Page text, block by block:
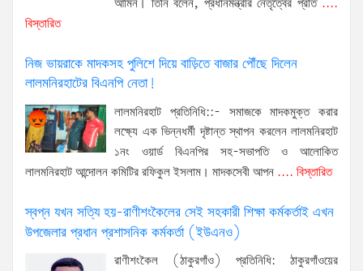
আমিন। তিনি বলেন, প্রধানমন্ত্রীর নেতৃত্বের প্রতি....
বিস্তারিত
নিজ ভায়রাকে মাদকসহ পুলিশে দিয়ে বাড়িতে বাজার পৌঁছে দিলেন
লালমনিরহাটের বিএনপি নেতা!
লালমনিরহাট প্রতিনিধি::- সমাজকে মাদকমুক্ত করার
লক্ষ্যে এক ভিন্নধর্মী দৃষ্টান্ত স্থাপন করলেন লালমনিরহাট
১নং ওয়ার্ড বিএনপির সহ-সভাপতি ও আলোকিত
লালমনিরহাট আন্দোলন কমিটির রফিকুল ইসলাম। মাদকসেবী আপন .... বিস্তারিত
স্বপ্ন যখন সত্যি হয়-রাণীশংকৈলের সেই সহকারী শিক্ষা কর্মকর্তাই এখন
উপজেলার প্রধান প্রশাসনিক কর্মকর্তা (ইউএনও)
রাণীশংকৈল (ঠাকুরগাঁও) প্রতিনিধি: ঠাকুরগাঁওয়ের